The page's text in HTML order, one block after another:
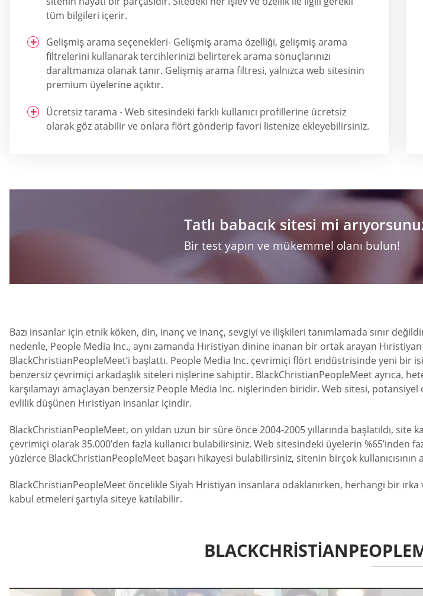
tüm bilgileri içerir.
Gelişmiş arama seçenekleri- Gelişmiş arama özelliği, gelişmiş arama
filtrelerini kullanarak tercihlerinizi belirterek arama sonuçlarınızı
daraltmanıza olanak tanır. Gelişmiş arama filtresi, yalnızca web sitesinin
premium üyelerine açıktır.
Ücretsiz tarama - Web sitesindeki farklı kullanıcı profillerine ücretsiz
olarak göz atabilir ve onlara flört gönderip favori listenize ekleyebilirsiniz.
Tatlı babacık sitesi mi
Bir test yapın ve mükemmel olanı bulun!
Bazı insanlar için etnik köken, din, inanç ve inanç, sevgiyi ve ilişkileri tanımlamada sınır
nedenle, People Media Inc., aynı zamanda Hıristiyan dinine inanan bir ortak arayan
BlackChristianPeopleMeet’i başlattı. People Media Inc. çevrimiçi flört endüstrisinde yeni bir
benzersiz çevrimiçi arkadaşlık siteleri nişlerine sahiptir. BlackChristianPeopleMeet ayrıca,
karşılamayı amaçlayan benzersiz People Media Inc. nişlerinden biridir. Web sitesi,
evlilik düşünen Hıristiyan insanlar içindir.
BlackChristianPeopleMeet, on yıldan uzun bir süre önce 2004-2005 yıllarında başlatıldı,
çevrimiçi olarak 35.000’den fazla kullanıcı bulabilirsiniz. Web sitesindeki üyelerin %65’inden
yüzlerce BlackChristianPeopleMeet başarı hikayesi bulabilirsiniz, sitenin birçok
BlackChristianPeopleMeet öncelikle Siyah Hristiyan insanlara odaklanırken, herhangi bir
kabul etmeleri şartıyla siteye katılabilir.